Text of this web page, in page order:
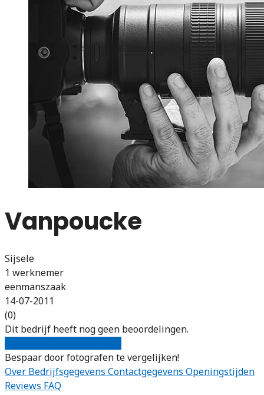
Vanpoucke
Sijsele
1 werknemer
eenmanszaak
14-07-2011
(0)
Dit bedrijf heeft nog geen beoordelingen.
Bespaar door fotografen te vergelijken!
Over Bedrijfsgegevens Contactgegevens Openingstijden
Reviews FAQ